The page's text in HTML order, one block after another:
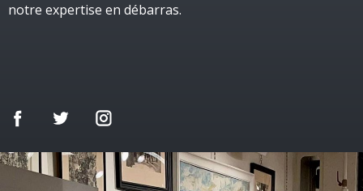
notre expertise en débarras.